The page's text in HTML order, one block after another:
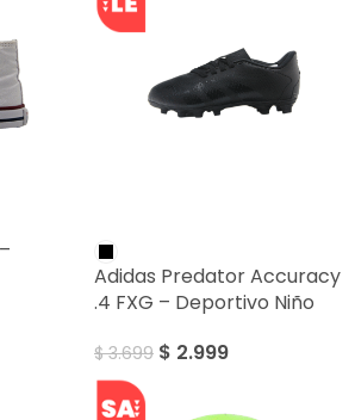
Adidas Predator Accuracy
.4 FXG – Deportivo Niño
$3.699 $ 2.999